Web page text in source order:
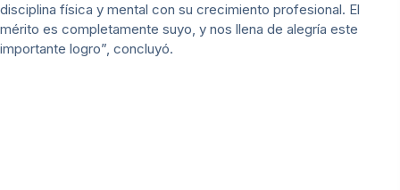
disciplina física y mental con su crecimiento profesional. El
mérito es completamente suyo, y nos llena de alegría este
importante logro”, concluyó.